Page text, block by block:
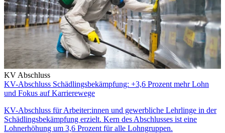
KV Abschluss
KV-Abschluss Schädlingsbekämpfung: +3,6 Prozent mehr Lohn
und Fokus auf Karrierewege
KV-Abschluss für Arbeiter:innen und gewerbliche Lehrlinge in der
Schädlingsbekämpfung erzielt. Kern des Abschlusses ist eine
Lohnerhöhung um 3,6 Prozent für alle Lohngruppen.